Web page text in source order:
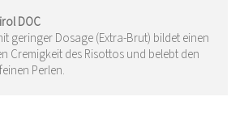
DOC
geringer Dosage (Extra-Brut) bildet einen
Cremigkeit des Risottos und belebt den
Perlen.